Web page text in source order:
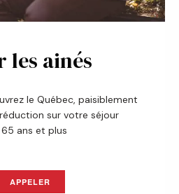
les ainés
le Québec, paisiblement
sur votre séjour
ans et plus
APPELER